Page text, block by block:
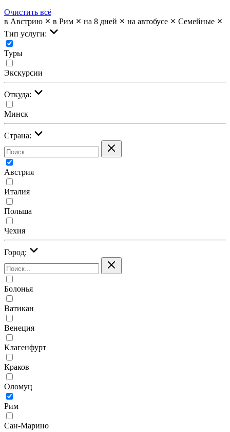
Очистить всё
в Австрию
в Рим на 8 дней на автобусе
Семейные
Тип услуги:
Туры
Экскурсии
Откуда:
Минск
Страна:
Австрия
Италия
Польша
Чехия
Город:
Болонья
Ватикан
Венеция
Клагенфурт
Краков
Оломуц
Рим
Сан-Марино